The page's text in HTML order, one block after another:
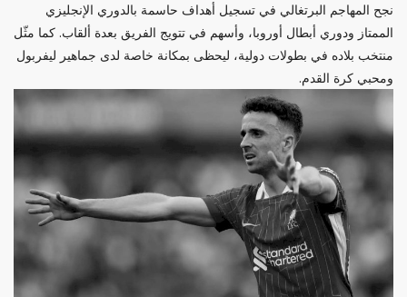
نجح المهاجم البرتغالي في تسجيل أهداف حاسمة بالدوري الإنجليزي
الممتاز ودوري أبطال أوروبا، وأسهم في تتويج الفريق بعدة ألقاب. كما مثّل
منتخب بلاده في بطولات دولية، ليحظى بمكانة خاصة لدى جماهير ليفربول
ومحبي كرة القدم.